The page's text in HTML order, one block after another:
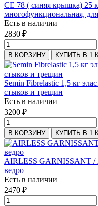
СЕ 78 ( синяя крышка) 25
многофункциональная,
Есть в наличии
2830 ₽
В КОРЗИНУ КУПИТЬ В 1
Semin Fibrelastic 1,5 кг
стыков и трещин
Есть в наличии
3200 ₽
В КОРЗИНУ КУПИТЬ В 1
AIRLESS
ведро
Есть в наличии
2470 ₽